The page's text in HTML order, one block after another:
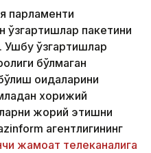
парламенти
ўзгартишлар пакетини
Ушбу ўзгартишлар
бўлмаган
қоидаларини
хорижий
жорий этишни
агентлигининг
жамоат телеканалига